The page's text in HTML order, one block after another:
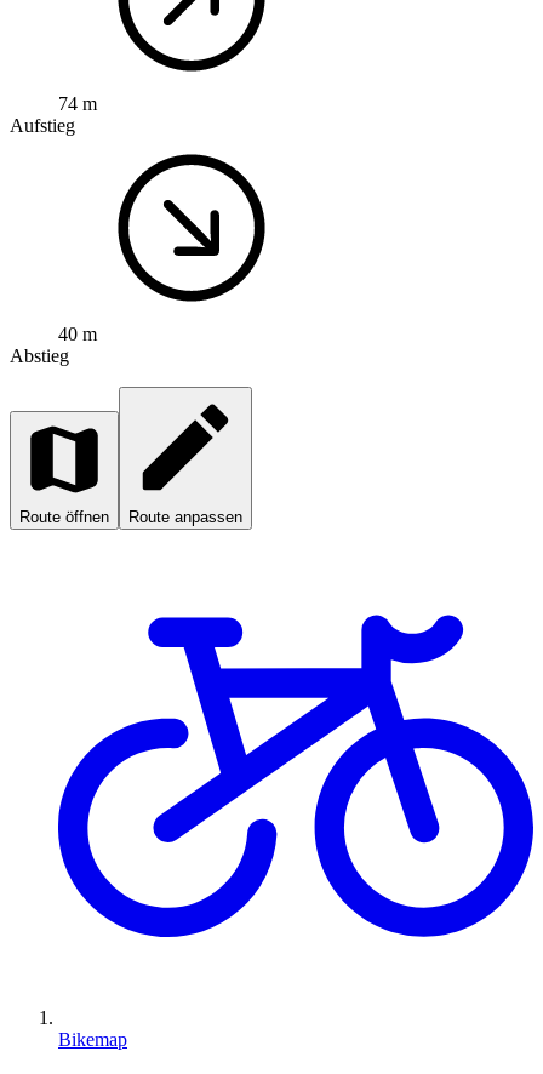
74 m
Aufstieg
40 m
Abstieg
Route öffnen Route anpassen
Bikemap